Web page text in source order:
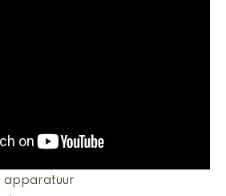
apparatuur